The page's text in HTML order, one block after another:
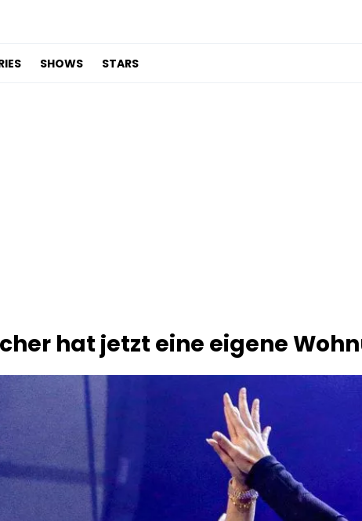
SHOWS STARS
hat jetzt eine eigene